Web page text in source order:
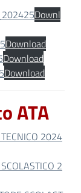
Downl
Download
Download
Download
ATA
2024
2